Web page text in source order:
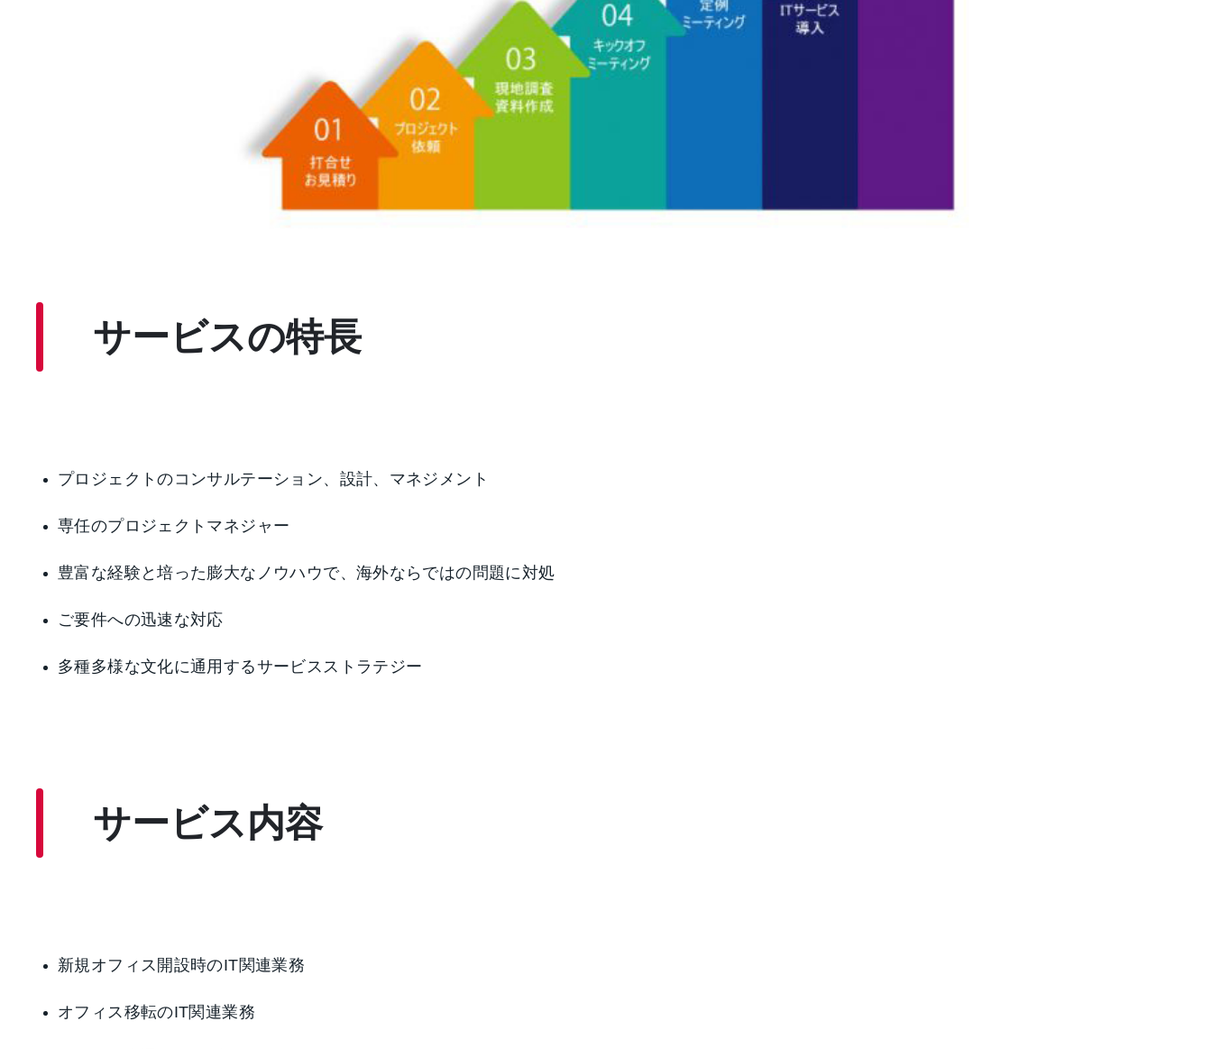
サービスの特長
プロジェクトのコンサルテーション、設計、マネジメント
専任のプロジェクトマネジャー
豊富な経験と培った膨大なノウハウで、海外ならではの問題に対処
ご要件への迅速な対応
多種多様な文化に通用するサービスストラテジー
サービス内容
新規オフィス開設時のIT関連業務
オフィス移転のIT関連業務